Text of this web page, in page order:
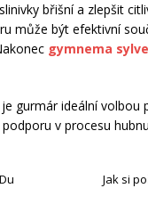
břišní a zlepšit
může být efektivní
gymnema
gurmár ideální
v procesu
Jak si